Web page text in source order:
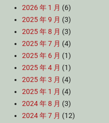
2026 年 1 月 (6)
2025 年 9 月 (3)
2025 年 8 月 (3)
2025 年 7 月 (4)
2025 年 6 月 (1)
2025 年 4 月 (1)
2025 年 3 月 (4)
2025 年 1 月 (4)
2024 年 8 月 (3)
2024 年 7 月 (12)